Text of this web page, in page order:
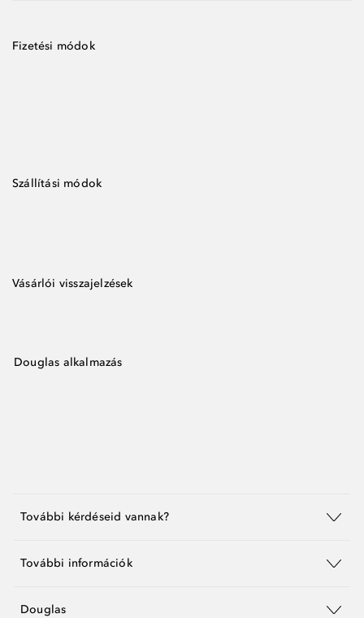
Fizetési módok
Szállítási módok
Vásárlói visszajelzések
Douglas alkalmazás
További kérdéseid vannak?
További információk
Douglas